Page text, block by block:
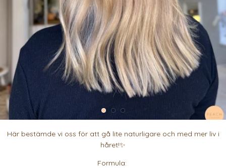
Här bestämde vi oss för att gå lite naturligare och med mer liv i
håret!✨
Formula: